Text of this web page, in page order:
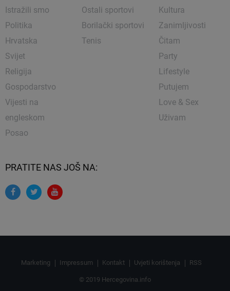
Istražili smo
Politika
Hrvatska
Svijet
Religija
Gospodarstvo
Vijesti na
engleskom
Posao
Ostali sportovi
Borilački sportovi
Tenis
Kultura
Zanimljivosti
Čitam
Party
Lifestyle
Putujem
Love & Sex
Uživam
PRATITE NAS JOŠ NA:
Marketing Impressum Kontakt Uvjeti korištenja RSS
© 2019 Hercegovina.info